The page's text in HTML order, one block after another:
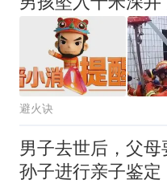
避火诀
男子去世后，父母
孙子进行亲子鉴定